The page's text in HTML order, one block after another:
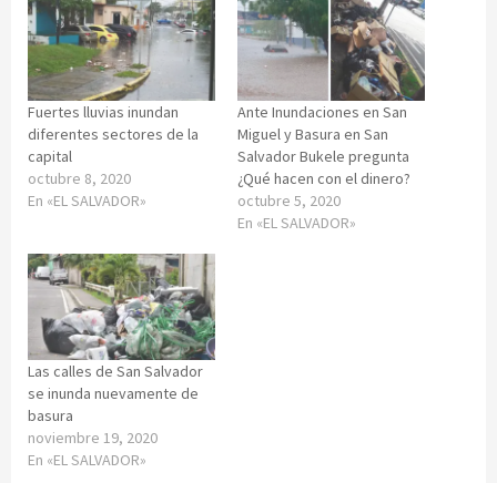
Fuertes lluvias inundan
diferentes sectores de la
capital
octubre 8, 2020
En «EL SALVADOR»
Ante Inundaciones en San
Miguel y Basura en San
Salvador Bukele pregunta
¿Qué hacen con el dinero?
octubre 5, 2020
En «EL SALVADOR»
Las calles de San Salvador
se inunda nuevamente de
basura
noviembre 19, 2020
En «EL SALVADOR»